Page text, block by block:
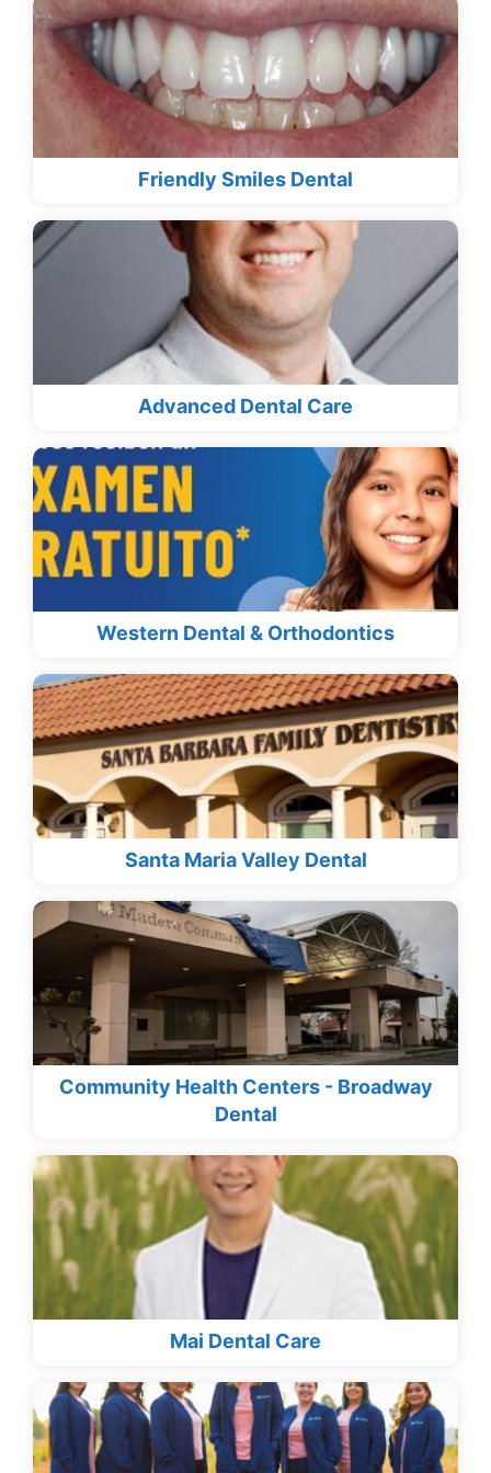
Friendly Smiles Dental
Advanced Dental Care
Western Dental & Orthodontics
Santa Maria Valley Dental
Community Health Centers - Broadway
Dental
Mai Dental Care